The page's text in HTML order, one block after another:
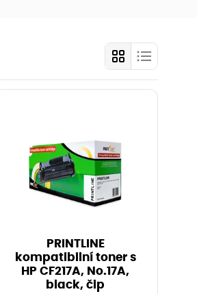
PRINTLINE
kompatibilní toner s
HP CF217A, No.17A,
black, čip